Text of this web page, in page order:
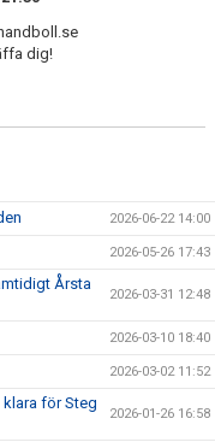
dig!
2026-06-22 14:00
2026-05-26 17:43
Årsta
2026-03-31 12:48
2026-03-10 18:40
2026-03-02 11:52
för Steg
2026-01-26 16:58